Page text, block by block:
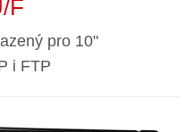
F
pro 10"
i FTP